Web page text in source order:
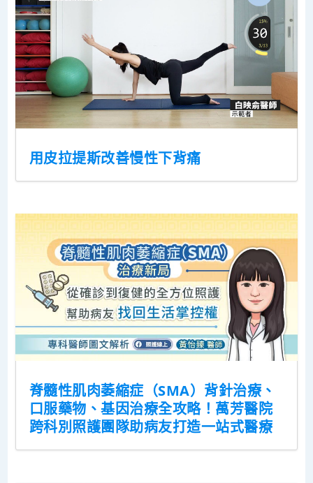
用皮拉提斯改善慢性下背痛
脊髓性肌肉萎縮症（SMA）背針治療、
口服藥物、基因治療全攻略！萬芳醫院
跨科別照護團隊助病友打造一站式醫療